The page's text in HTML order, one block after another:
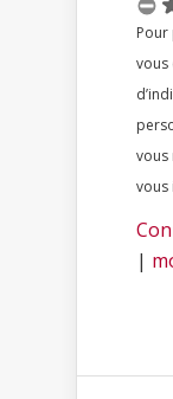
Pour
vous
vous
vous
|